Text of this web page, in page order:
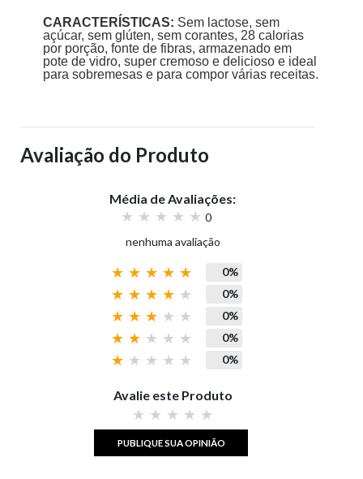
CARACTERÍSTICAS: Sem lactose, sem
açúcar, sem glúten, sem corantes, 28 calorias
por porção, fonte de fibras, armazenado em
pote de vidro, super cremoso e delicioso e ideal
para sobremesas e para compor várias receitas.
Avaliação do Produto
Média de Avaliações:
0
nenhuma avaliação
0%
0%
0%
0%
0%
Avalie este Produto
PUBLIQUE SUA OPINIÃO